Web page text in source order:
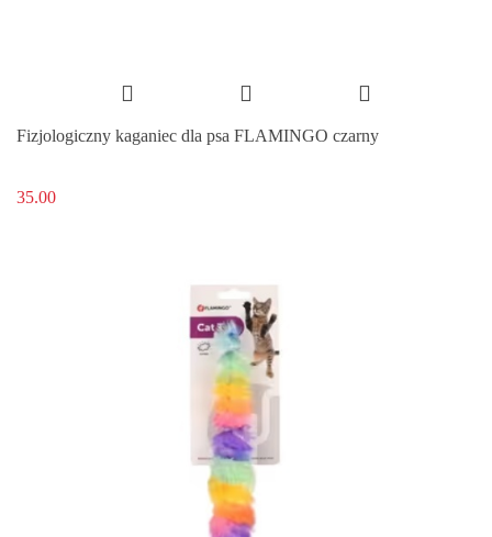
Fizjologiczny kaganiec dla psa FLAMINGO czarny
35.00